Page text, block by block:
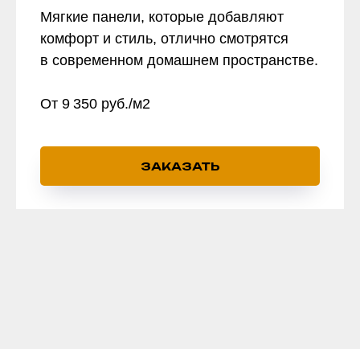
Мягкие панели, которые добавляют
комфорт и стиль, отлично смотрятся
в современном домашнем пространстве.
От 9 350 руб./м2
ЗАКАЗАТЬ